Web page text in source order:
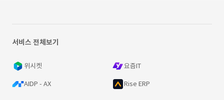
서비스 전체보기
위시켓 요즘IT
AIDP - AX Rise ERP